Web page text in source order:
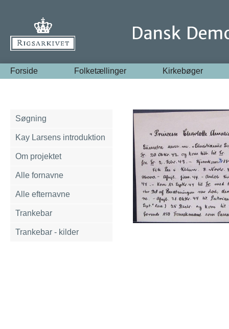
Forside Folketællinger Kirkebøger
Søgning
Kay Larsens introduktion
Om projektet
Alle fornavne
Alle efternavne
Trankebar
Trankebar - kilder